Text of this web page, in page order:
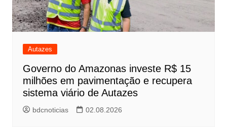
Autazes
Governo do Amazonas investe R$ 15
milhões em pavimentação e recupera
sistema viário de Autazes
bdcnoticias 02.08.2026